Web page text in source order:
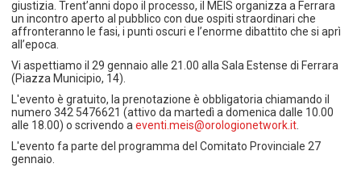
giustizia. Trent’anni dopo il processo, il MEIS organizza a Ferrara
un incontro aperto al pubblico con due ospiti straordinari che
affronteranno le fasi, i punti oscuri e l’enorme dibattito che si aprì
all’epoca.
Vi aspettiamo il 29 gennaio alle 21.00 alla Sala Estense di Ferrara
(Piazza Municipio, 14).
L'evento è gratuito, la prenotazione è obbligatoria chiamando il
numero 342 5476621 (attivo da martedì a domenica dalle 10.00
alle 18.00) o scrivendo aeventi.meis@orologionetwork.it
L'evento fa parte del programma del Comitato Provinciale 27
gennaio.